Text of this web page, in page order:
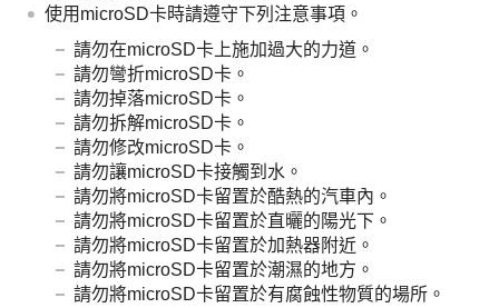
使用microSD卡時請遵守下列注意事項。
請勿在microSD卡上施加過大的力道。
請勿彎折microSD卡。
請勿掉落microSD卡。
請勿拆解microSD卡。
請勿修改microSD卡。
請勿讓microSD卡接觸到水。
請勿將microSD卡留置於酷熱的汽車內。
請勿將microSD卡留置於直曬的陽光下。
請勿將microSD卡留置於加熱器附近。
請勿將microSD卡留置於潮濕的地方。
請勿將microSD卡留置於有腐蝕性物質的場所。